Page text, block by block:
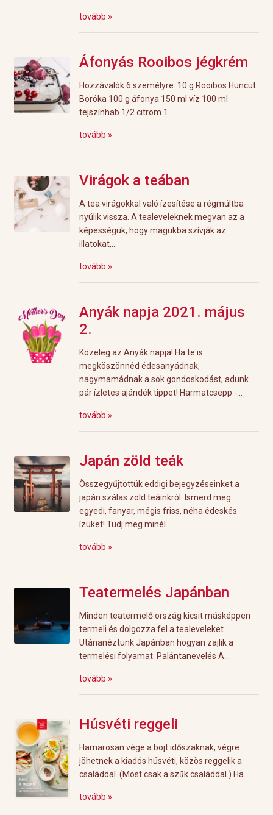
tovább »
Áfonyás Rooibos jégkrém
Hozzávalók 6 személyre: 10 g Rooibos Huncut
Boróka 100 g áfonya 150 ml víz 100 ml
tejszínhab 1/2 citrom 1...
tovább »
Virágok a teában
A tea virágokkal való ízesítése a régmúltba
nyúlik vissza. A tealeveleknek megvan az a
képességük, hogy magukba szívják az
illatokat,...
tovább »
Anyák napja 2021. május
2.
Közeleg az Anyák napja! Ha te is
megköszönnéd édesanyádnak,
nagymamádnak a sok gondoskodást, adunk
pár ízletes ajándék tippet! Harmatcsepp -...
tovább »
Japán zöld teák
Összegyűjtöttük eddigi bejegyzéseinket a
japán szálas zöld teáinkról. Ismerd meg
egyedi, fanyar, mégis friss, néha édeskés
ízüket! Tudj meg minél...
tovább »
Teatermelés Japánban
Minden teatermelő ország kicsit másképpen
termeli és dolgozza fel a tealeveleket.
Utánanéztünk Japánban hogyan zajlik a
termelési folyamat. Palántanevelés A...
tovább »
Húsvéti reggeli
Hamarosan vége a böjt időszaknak, végre
jöhetnek a kiadós húsvéti, közös reggelik a
családdal. (Most csak a szűk családdal.) Ha...
tovább »